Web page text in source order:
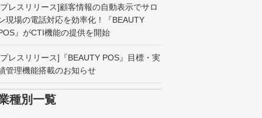
会社概要プライバシーポリシー
個人情報保護方針
レスリリース]顧客情報の自動表示でサロ
現場の電話対応を効率化！『BEAUTY
』がCTI機能の提供を開始
レスリリース]『BEAUTY POS』目標・実
管理機能搭載のお知らせ
種別一覧